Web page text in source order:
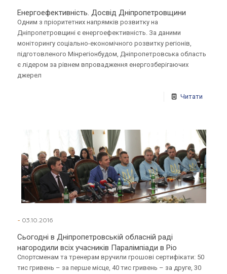
Енергоефективність. Досвід Дніпропетровщини
Одним з пріоритетних напрямків розвитку на
Дніпропетровщині є енергоефективність. За даними
моніторингу соціально-економічного розвитку регіонів,
підготовленого Мінрегіонбудом, Дніпропетровська область
є лідером за рівнем впровадження енергозберігаючих
джерел
Читати
- 03.10.2016
Сьогодні в Дніпропетровській обласній раді
нагородили всіх учасників Паралімпіади в Ріо
Спортсменам та тренерам вручили грошові сертифікати: 50
тис гривень – за перше місце, 40 тис гривень – за друге, 30